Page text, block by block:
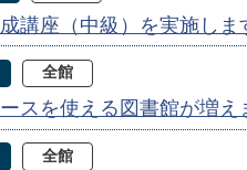
講座（中級）を実施しま
全館
スを使える図書館が増え
全館